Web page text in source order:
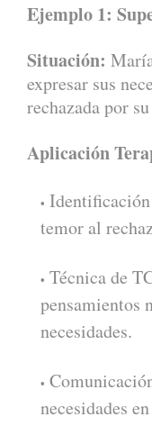
Ejemplo 1:
Situación:
expresar sus
rechazada por
Aplicación
temor al
Técnica de
pensamientos
necesidades.
necesidades